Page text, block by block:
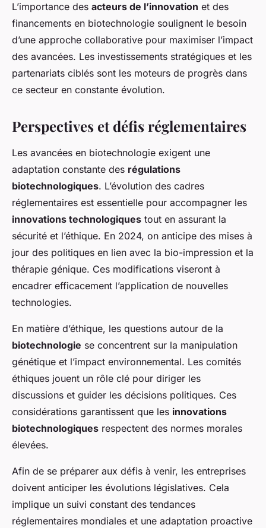
L’importance des acteurs de l’innovation et des
financements en biotechnologie soulignent le besoin
d’une approche collaborative pour maximiser l’impact
des avancées. Les investissements stratégiques et les
partenariats ciblés sont les moteurs de progrès dans
ce secteur en constante évolution.
Perspectives et défis réglementaires
Les avancées en biotechnologie exigent une
adaptation constante des régulations
biotechnologiques. L’évolution des cadres
réglementaires est essentielle pour accompagner les
innovations technologiques tout en assurant la
sécurité et l’éthique. En 2024, on anticipe des mises à
jour des politiques en lien avec la bio-impression et la
thérapie génique. Ces modifications viseront à
encadrer efficacement l’application de nouvelles
technologies.
En matière d’éthique, les questions autour de la
biotechnologie se concentrent sur la manipulation
génétique et l’impact environnemental. Les comités
éthiques jouent un rôle clé pour diriger les
discussions et guider les décisions politiques. Ces
considérations garantissent que les innovations
biotechnologiques respectent des normes morales
élevées.
Afin de se préparer aux défis à venir, les entreprises
doivent anticiper les évolutions législatives. Cela
implique un suivi constant des tendances
réglementaires mondiales et une adaptation proactive